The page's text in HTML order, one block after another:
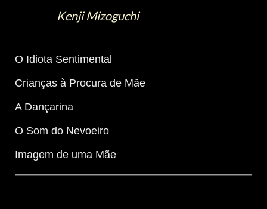
Kenji Mizoguchi
O Idiota Sentimental
Crianças à Procura de Mãe
A Dançarina
O Som do Nevoeiro
Imagem de uma Mãe